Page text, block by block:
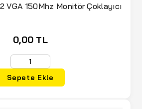
VGA 150Mhz Monitör Çoklayıcı
0,00 TL
Sepete Ekle